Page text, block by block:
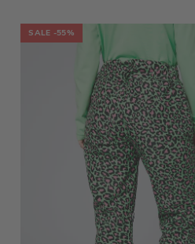
SALE -55%